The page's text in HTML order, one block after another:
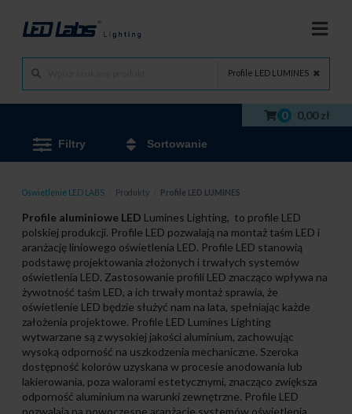
Profile LED LUMINES
0 0,00 zł
Filtry Sortowanie
Oświetlenie LED LABS Produkty Profile LED LUMINES
Profile aluminiowe LED Lumines Lighting, to profile LED
polskiej produkcji. Profile LED pozwalają na montaż taśm LED i
aranżację liniowego oświetlenia LED. Profile LED stanowią
podstawę projektowania złożonych i trwałych systemów
oświetlenia LED. Zastosowanie profili LED znacząco wpływa na
żywotność taśm LED, a ich trwały montaż sprawia, że
oświetlenie LED będzie służyć nam na lata, spełniając każde
założenia projektowe. Profile LED Lumines Lighting
wytwarzane są z wysokiej jakości aluminium, zachowując
wysoką odporność na uszkodzenia mechaniczne. Szeroka
dostępność kolorów uzyskana w procesie anodowania lub
lakierowania, poza walorami estetycznymi, znacząco zwiększa
odporność aluminium na warunki zewnętrzne. Profile LED
pozwalają na nowoczesne aranżacje systemów oświetlenia